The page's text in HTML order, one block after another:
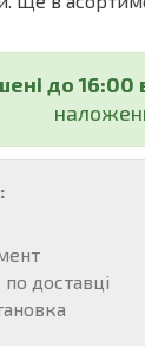
до 16:00
доставці